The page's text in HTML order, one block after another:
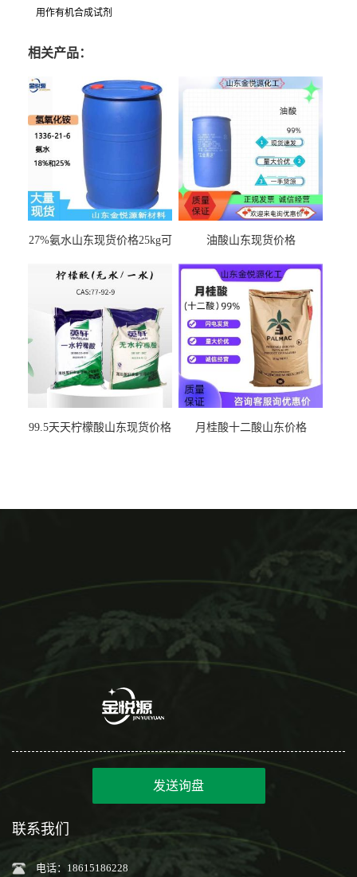
用作有机合成试剂
相关产品：
27%氨水山东现货价格25kg可
油酸山东现货价格
99.5天天柠檬酸山东现货价格 月桂酸十二酸山东价格
发送询盘
联系我们
电话：18615186228